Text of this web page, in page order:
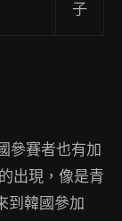
子
參賽者也有加
出現，像是青
到韓國參加